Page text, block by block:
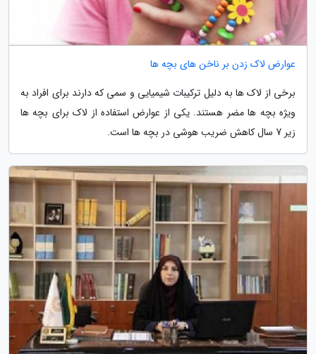
عوارض لاک زدن بر ناخن های بچه ها
برخی از لاک ها به دلیل ترکیبات شیمیایی و سمی که دارند برای افراد به
ویژه بچه ها مضر هستند. یکی از عوارض استفاده از لاک برای بچه ها
زیر 7 سال کاهش ضریب هوشی در بچه ها است.